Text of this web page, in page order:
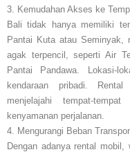
3. Kemudahan Akses ke
Bali tidak hanya memiliki
Pantai Kuta atau Seminyak,
agak terpencil, seperti Air
Pantai Pandawa. Lokasi-
kendaraan pribadi.
menjelajahi tempat-
kenyamanan perjalanan.
4. Mengurangi Beban
Dengan adanya rental mobil,